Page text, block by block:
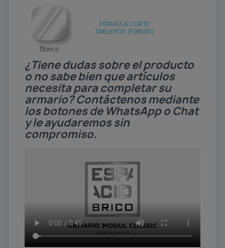
FÓRMULA CORTE
TABLEROS (F28000)
¿Tiene dudas sobre el producto
o no sabe bien que artículos
necesita para completar su
armario? Contáctenos mediante
los botones de WhatsApp o Chat
y le ayudaremos sin
compromiso.